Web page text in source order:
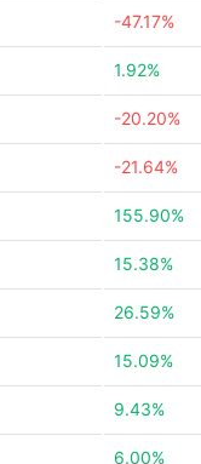
-47.17%
1.92%
-20.20%
-21.64%
155.90%
15.38%
26.59%
15.09%
9.43%
6.00%